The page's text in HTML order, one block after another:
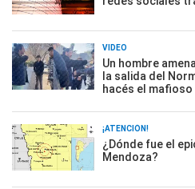
VIDEO
Un hombre
la salida del
hacés el
¡ATENCIÓN!
¿Dónde fue el
Mendoza?